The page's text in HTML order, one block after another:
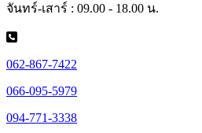
จันทร์-เสาร์ : 09.00 - 18.00 น.
062-867-7422
066-095-5979
094-771-3338